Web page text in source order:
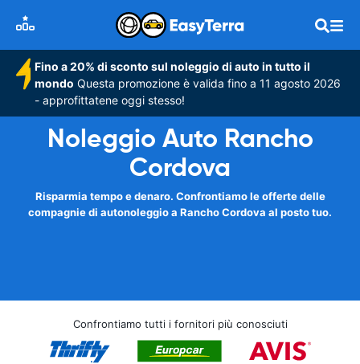
Fino a 20% di sconto sul noleggio di auto in tutto il
mondo Questa promozione è valida fino a 11 agosto 2026
- approfittatene oggi stesso!
Noleggio Auto Rancho
Cordova
Risparmia tempo e denaro. Confrontiamo le offerte delle
compagnie di autonoleggio a Rancho Cordova al posto tuo.
Confrontiamo tutti i fornitori più conosciuti